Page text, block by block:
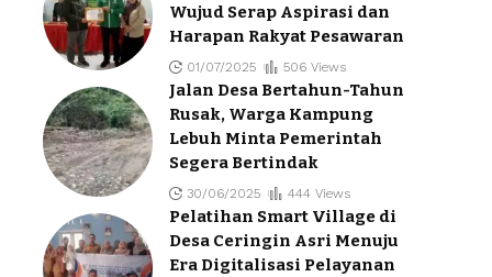
Wujud Serap Aspirasi dan
Harapan Rakyat Pesawaran
01/07/2025 506 Views
Jalan Desa Bertahun-Tahun
Rusak, Warga Kampung
Lebuh Minta Pemerintah
Segera Bertindak
30/06/2025 444 Views
Pelatihan Smart Village di
Desa Ceringin Asri Menuju
Era Digitalisasi Pelayanan